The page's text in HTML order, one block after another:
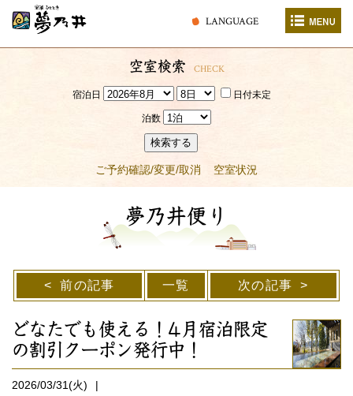
LANGUAGE
空室検索 CHECK
宿泊日 日付未定
泊数
検索する
ご予約確認/変更/取消 空室状況
夢乃井便り
前の記事 一覧 次の記事
どなたでも使える！4月宿泊限定
の割引クーポン発行中！
2026/03/31(火)